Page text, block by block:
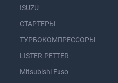
ISUZU
СТАРТЕРЫ
ТУРБОКОМПРЕССОРЫ
LISTER-PETTER
Mitsubishi Fuso